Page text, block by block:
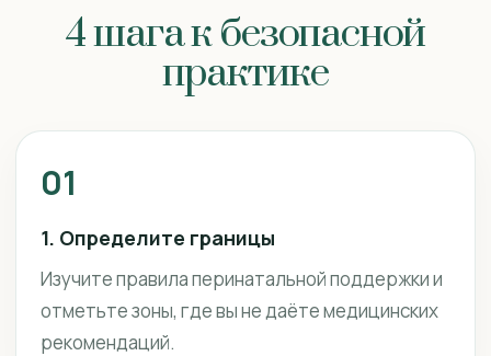
4 шага к безопасной
практике
01
1. Определите границы
Изучите правила перинатальной поддержки и
отметьте зоны, где вы не даёте медицинских
рекомендаций.